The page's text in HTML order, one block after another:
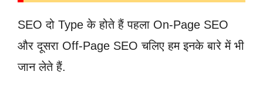
SEO दो Type के होते हैं पहला On-Page SEO
और दूसरा Off-Page SEO चलिए हम इनके बारे में भी
जान लेते हैं.